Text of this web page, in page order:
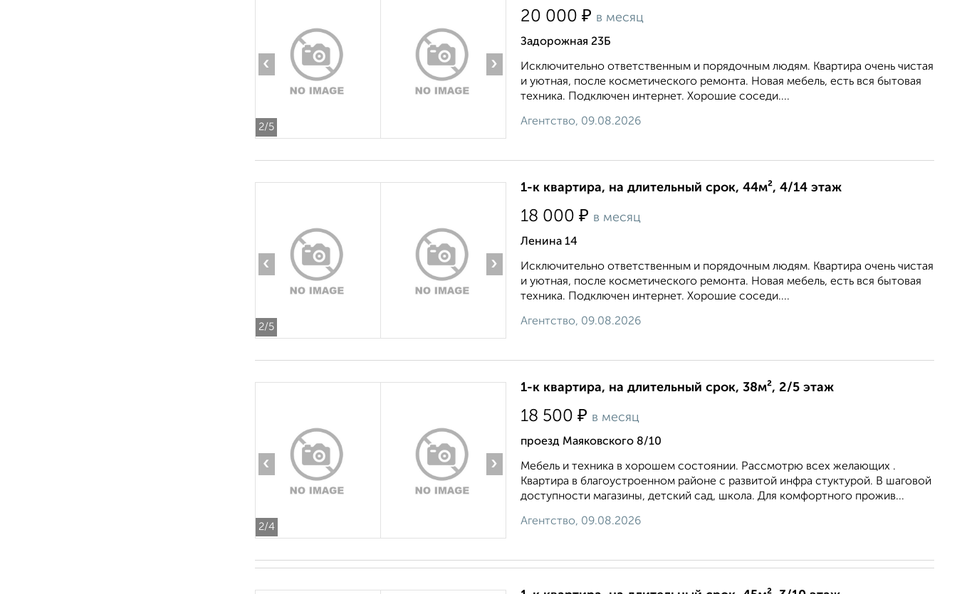
2/5
‹ ›
20 000 ₽ в месяц
Задорожная 23Б
Исключительно ответственным и порядочным людям. Квартира очень чистая
и уютная, после косметического ремонта. Новая мебель, есть вся бытовая
техника. Подключен интернет. Хорошие соседи....
Агентство, 09.08.2026
2/5
‹ ›
1-к квартира, на длительный срок, 44м², 4/14 этаж
18 000 ₽ в месяц
Ленина 14
Исключительно ответственным и порядочным людям. Квартира очень чистая
и уютная, после косметического ремонта. Новая мебель, есть вся бытовая
техника. Подключен интернет. Хорошие соседи....
Агентство, 09.08.2026
2/4
‹ ›
1-к квартира, на длительный срок, 38м², 2/5 этаж
18 500 ₽ в месяц
проезд Маяковского 8/10
Мебель и техника в хорошем состоянии. Рассмотрю всех желающих .
Квартира в благоустроенном районе с развитой инфра стуктурой. В шаговой
доступности магазины, детский сад, школа. Для комфортного прожив...
Агентство, 09.08.2026